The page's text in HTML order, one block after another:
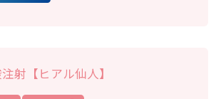
射【ヒアル仙人】